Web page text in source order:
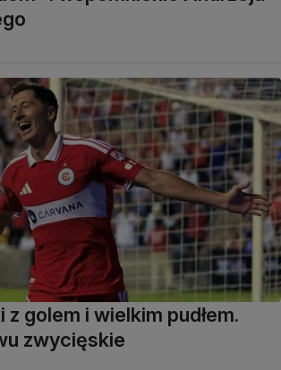
golem i wielkim pudłem.
zwycięskie